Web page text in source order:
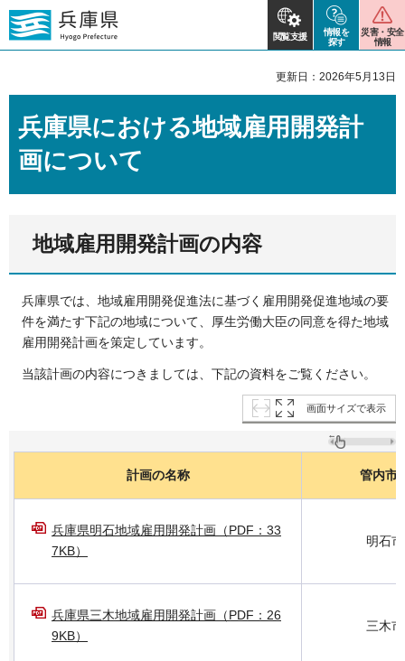
閲覧支援
情報を
探す
災害・安全
情報
更新日：2026年5月13日
兵庫県における地域雇用開発計
画について
地域雇用開発計画の内容
兵庫県では、地域雇用開発促進法に基づく雇用開発促進地域の要
件を満たす下記の地域について、厚生労働大臣の同意を得た地域
雇用開発計画を策定しています。
当該計画の内容につきましては、下記の資料をご覧ください。
画面サイズで表示
計画の名称 管内市
兵庫県明石地域雇用開発計画（PDF：33
7KB）
明石市
兵庫県三木地域雇用開発計画（PDF：26
9KB）
三木市